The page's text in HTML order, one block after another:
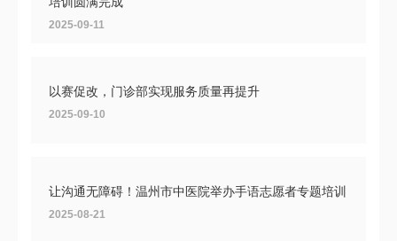
2025-09-11
以赛促改，门诊部实现服务质量再提升
2025-09-10
让沟通无障碍！温州市中医院举办手语志愿者专题培训
2025-08-21